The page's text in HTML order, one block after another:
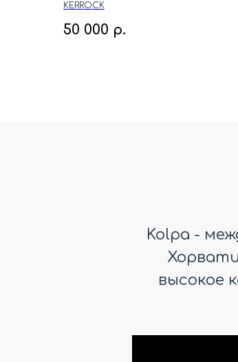
KERROCK
50 000 р.
Kolpa -
высокое